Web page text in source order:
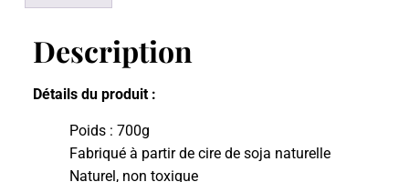
Description
Détails du produit :
Poids : 700g
Fabriqué à partir de cire de soja naturelle
Naturel, non toxique